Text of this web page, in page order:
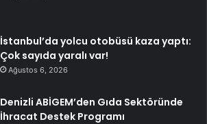
İstanbul’da yolcu otobüsü kaza yaptı:
Çok sayıda yaralı var!
Ağustos 6, 2026
Denizli ABİGEM’den Gıda Sektöründe
İhracat Destek Programı